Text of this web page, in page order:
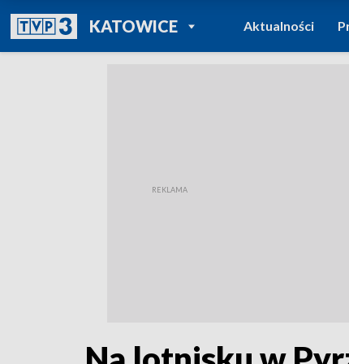
KATOWICEPOWRÓT DO
TVP REGIONY
Aktualności